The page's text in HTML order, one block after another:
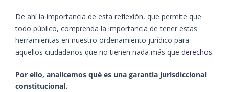
De ahí la importancia de esta reflexión, que permite que
todo público, comprenda la importancia de tener estas
herramientas en nuestro ordenamiento jurídico para
aquellos ciudadanos que no tienen nada más que derechos.
Por ello, analicemos qué es una garantía jurisdiccional
constitucional.